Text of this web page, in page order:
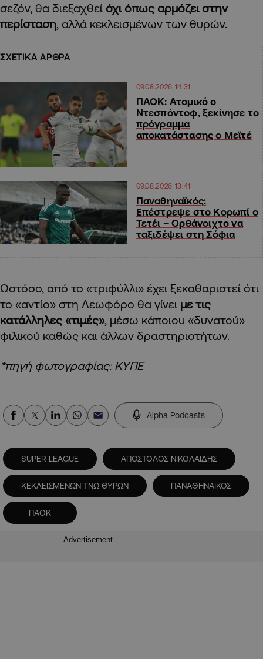
σεζόν, θα διεξαχθεί όχι όπως αρμόζει στην
περίσταση, αλλά κεκλεισμένων των θυρών.
ΣΧΕΤΙΚΑ ΑΡΘΡΑ
09.08.2026 14:31
ΠΑΟΚ: Ατομικό ο
Ντεσπόντοφ, ξεκίνησε το
πρόγραμμα
αποκατάστασης ο Μεϊτέ
09.08.2026 13:41
Παναθηναϊκός:
Επέστρεψε στο Κορωπί ο
Τετέι – Ορθάνοιχτο να
ταξιδέψει στη Σόφια
Ωστόσο, από το «τριφύλλι» έχει ξεκαθαριστεί ότι
το «αντίο» στη Λεωφόρο θα γίνει με τις
κατάλληλες «τιμές», μέσω κάποιου «δυνατού»
φιλικού καθώς και άλλων δραστηριοτήτων.
*πηγή φωτογραφίας: ΚΥΠΕ
Alpha Podcasts
SUPER LEAGUE ΑΠΟΣΤΟΛΟΣ ΝΙΚΟΛΑΪΔΗΣ
ΚΕΚΛΕΙΣΜΕΝΩΝ ΤΝΩ ΘΥΡΩΝ ΠΑΝΑΘΗΝΑΙΚΟΣ
ΠΑΟΚ
Advertisement